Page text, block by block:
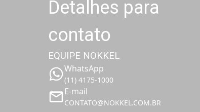
Detalhes para
contato
EQUIPE NOKKEL
WhatsApp
(11) 4175-1000
E-mail
CONTATO@NOKKEL.COM.BR